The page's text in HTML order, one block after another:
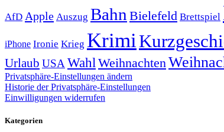
AfD Apple Auszug Bahn Bielefeld Brettspiel
iPhone Ironie Krieg Krimi
Urlaub USA Wahl Weihnachten
Privatsphäre-Einstellungen ändern
Historie der Privatsphäre-Einstellungen
Einwilligungen widerrufen
Kategorien